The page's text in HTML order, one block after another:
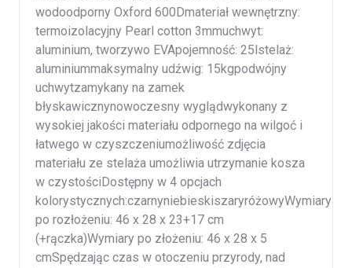
wodoodporny Oxford 600Dmateriał wewnętrzny:
termoizolacyjny Pearl cotton 3mmuchwyt:
aluminium, tworzywo EVApojemność: 25lstelaż:
aluminiummaksymalny udźwig: 15kgpodwójny
uchwytzamykany na zamek
błyskawicznynowoczesny wyglądwykonany z
wysokiej jakości materiału odpornego na wilgoć i
łatwego w czyszczeniumożliwość zdjęcia
materiału ze stelaża umożliwia utrzymanie kosza
w czystościDostępny w 4 opcjach
kolorystycznych:czarnyniebieskiszaryróżowyWymiary
po rozłożeniu: 46 x 28 x 23+17 cm
(+rączka)Wymiary po złożeniu: 46 x 28 x 5
cmSpędzając czas w otoczeniu przyrody, nad